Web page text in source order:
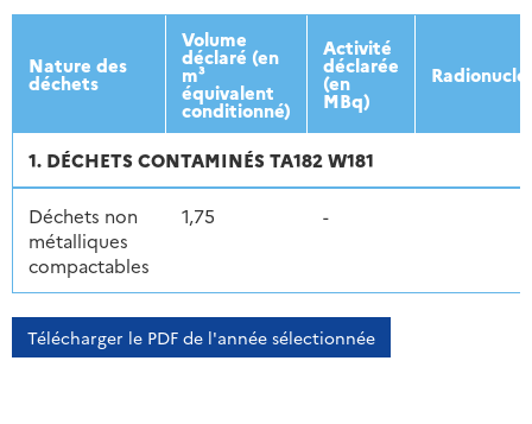
2013 2014 2015 2016
Nature des
déchets
Volume
déclaré (en
m³
équivalent
conditionné)
Activité
déclarée
(en
MBq)
1. DÉCHETS CONTAMINÉS TA182 W181
Déchets non
métalliques
compactables
1,75 -
Télécharger le PDF de l'année sélectionnée